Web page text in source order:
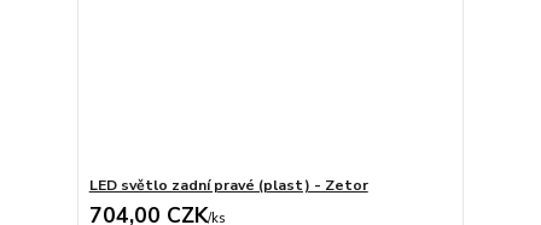
LED světlo zadní pravé (plast) - Zetor
704,00 CZK/ks